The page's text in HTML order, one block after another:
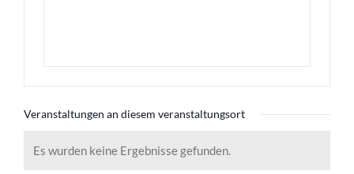
Veranstaltungen an diesem veranstaltungsort
Hinweis
Es wurden keine Ergebnisse gefunden.